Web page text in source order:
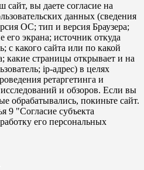
вы даете согласие на
данных (сведения
ОС; тип и версия Браузера;
его экрана; источник откуда
с какого сайта или по какой
какие страницы открывает и на
ip-адрес) в целях
ретаргетинга и
и обзоров. Если вы
обрабатывались, покиньте сайт.
9 "Согласие субъекта
его персональных